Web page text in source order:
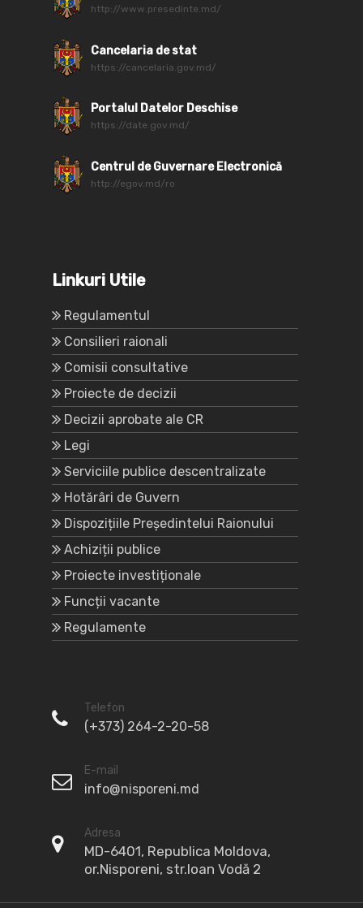
http://www.presedinte.md/
Cancelaria de stat
https://cancelaria.gov.md/
Portalul Datelor Deschise
https://date.gov.md/
Centrul de Guvernare Electronică
http://egov.md/ro
Linkuri Utile
Regulamentul
Consilieri raionali
Comisii consultative
Proiecte de decizii
Decizii aprobate ale CR
Legi
Serviciile publice descentralizate
Hotărâri de Guvern
Dispozițiile Președintelui Raionului
Achiziții publice
Proiecte investiționale
Funcții vacante
Regulamente
Telefon
(+373) 264-2-20-58
E-mail
info@nisporeni.md
Adresa
MD-6401, Republica Moldova,
or.Nisporeni, str.Ioan Vodă 2